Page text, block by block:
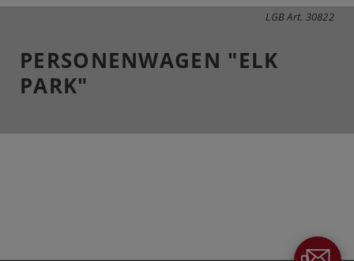
LGB Art. 30822
PERSONENWAGEN "ELK
PARK"